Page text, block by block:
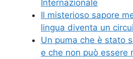
Internazionale
Il misterioso sapore
lingua diventa un
Un puma che è stato
e che non può essere